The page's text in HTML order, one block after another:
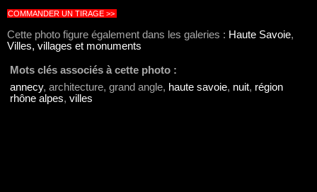
COMMANDER UN TIRAGE >>
Cette photo figure également dans les galeries : Haute Savoie,
Villes, villages et monuments
Mots clés associés à cette photo :
annecy, architecture, grand angle, haute savoie, nuit, région
rhône alpes, villes